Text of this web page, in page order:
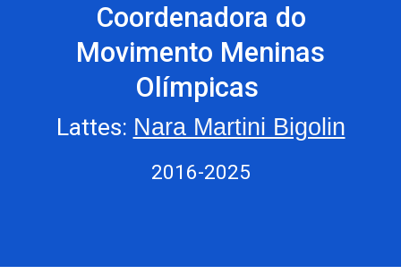
Coordenadora do
Movimento Meninas
Olímpicas
Lattes: Nara Martini Bigolin
2016-2025